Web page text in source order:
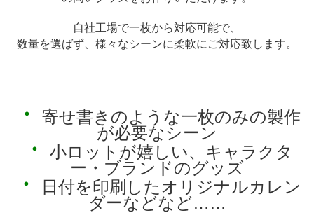
自社工場で一枚から対応可能で、
数量を選ばず、様々なシーンに柔軟にご対応致します。
・
寄せ書きのような一枚のみの製作
が必要なシーン
・
小ロットが嬉しい、キャラクタ
ー・ブランドのグッズ
・
日付を印刷したオリジナルカレン
ダーなどなど……